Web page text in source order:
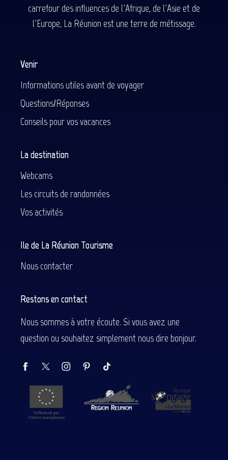
carrefour des influences de l'Afrique, de l'Asie et de
l'Europe, La Réunion est une terre de métissage.
Venir
Informations utiles avant de voyager
Questions/Réponses
Conseils pour vos vacances
La destination
Webcams
Les circuits de randonnées
Vos activités
Ile de La Réunion Tourisme
Nous contacter
Restons en contact
Nous sommes à votre écoute. Si vous avez une
question ou souhaitez simplement nous dire bonjour.